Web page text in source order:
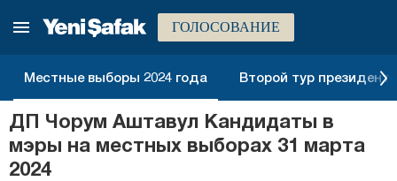
ГОЛОСОВАНИЕ
Местные выборы 2024 года Второй тур
ДП Чорум Аштавул Кандидаты в
мэры на местных выборах 31 марта
2024
Байбурт
Бингёль
Битлис
Болу